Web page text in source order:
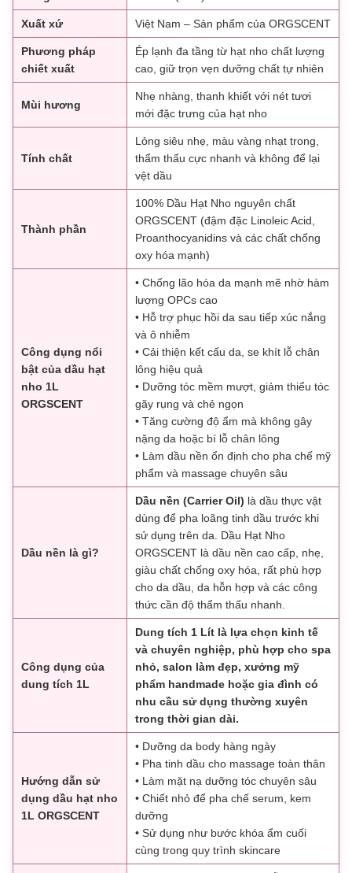
Xuất xứ Việt Nam – Sản phẩm của ORGSCENT
Phương pháp
chiết xuất
Ép lạnh đa tầng từ hạt nho chất lượng
cao, giữ trọn vẹn dưỡng chất tự nhiên
Mùi hương
Nhẹ nhàng, thanh khiết với nét tươi
mới đặc trưng của hạt nho
Tính chất
Lỏng siêu nhẹ, màu vàng nhạt trong,
thẩm thấu cực nhanh và không để lại
vệt dầu
Thành phần
100% Dầu Hạt Nho nguyên chất
ORGSCENT (đậm đặc Linoleic Acid,
Proanthocyanidins và các chất chống
oxy hóa mạnh)
Công dụng nổi
bật của dầu hạt
nho 1L
ORGSCENT
• Chống lão hóa da mạnh mẽ nhờ hàm
lượng OPCs cao
• Hỗ trợ phục hồi da sau tiếp xúc nắng
và ô nhiễm
• Cải thiện kết cấu da, se khít lỗ chân
lông hiệu quả
• Dưỡng tóc mềm mượt, giảm thiểu tóc
gãy rụng và chẻ ngọn
• Tăng cường độ ẩm mà không gây
nặng da hoặc bí lỗ chân lông
• Làm dầu nền ổn định cho pha chế mỹ
phẩm và massage chuyên sâu
Dầu nền là gì?
Dầu nền (Carrier Oil) là dầu thực vật
dùng để pha loãng tinh dầu trước khi
sử dụng trên da. Dầu Hạt Nho
ORGSCENT là dầu nền cao cấp, nhẹ,
giàu chất chống oxy hóa, rất phù hợp
cho da dầu, da hỗn hợp và các công
thức cần độ thẩm thấu nhanh.
Công dụng của
dung tích 1L
Dung tích 1 Lít là lựa chọn kinh tế
và chuyên nghiệp, phù hợp cho spa
nhỏ, salon làm đẹp, xưởng mỹ
phẩm handmade hoặc gia đình có
nhu cầu sử dụng thường xuyên
trong thời gian dài.
Hướng dẫn sử
dụng dầu hạt nho
1L ORGSCENT
• Dưỡng da body hàng ngày
• Pha tinh dầu cho massage toàn thân
• Làm mặt nạ dưỡng tóc chuyên sâu
• Chiết nhỏ để pha chế serum, kem
dưỡng
• Sử dụng như bước khóa ẩm cuối
cùng trong quy trình skincare